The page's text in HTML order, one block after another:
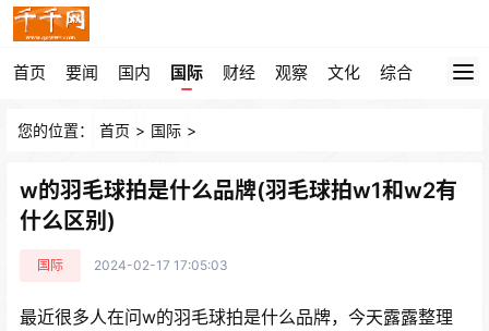
首页 要闻 国内 国际 财经 观察 文化 综合
您的位置： 首页 > 国际 >
w的羽毛球拍是什么品牌(羽毛球拍w1和w2有
什么区别)
国际 2024-02-17 17:05:03
最近很多人在问w的羽毛球拍是什么品牌，今天露露整理